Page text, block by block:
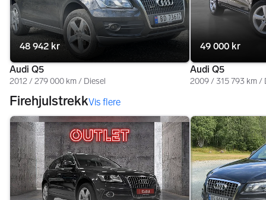
48 942 kr
Audi Q5
2012 / 279 000 km / Diesel
49 000 kr
Audi Q5
2009 / 315 793 km /
FirehjulstrekkVis flere